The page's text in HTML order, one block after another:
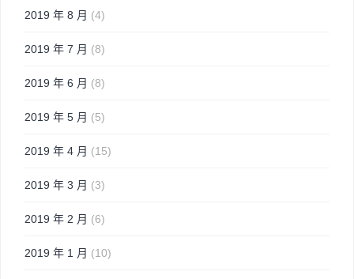
2019 年 8 月 (4)
2019 年 7 月 (8)
2019 年 6 月 (8)
2019 年 5 月 (5)
2019 年 4 月 (15)
2019 年 3 月 (3)
2019 年 2 月 (6)
2019 年 1 月 (10)